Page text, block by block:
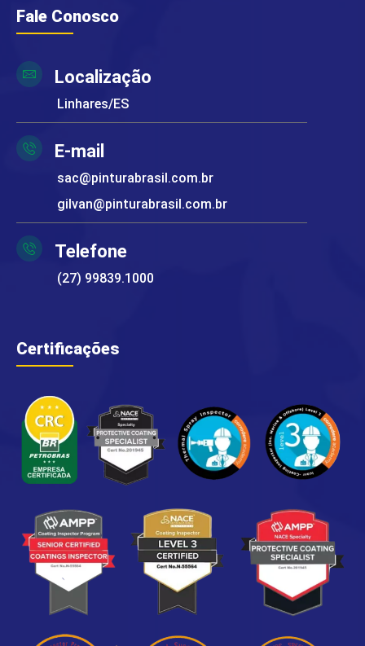
Fale Conosco
Localização
Linhares/ES
E-mail
sac@pinturabrasil.com.br
gilvan@pinturabrasil.com.br
Telefone
(27) 99839.1000
Certificações